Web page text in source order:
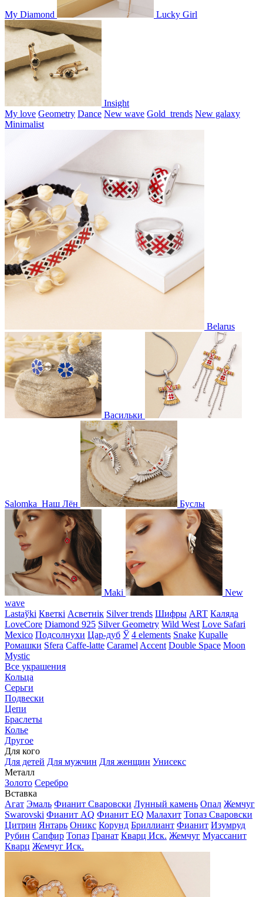
My Diamond Lucky Girl
Insight
My love Geometry Dance New wave Gold_trends New galaxy
Minimalist
Belarus
Васильки
Salomka Наш Лён Буслы
Maki
New
wave
Lastaўki Кветкі Асветнiк Silver trends Шифры ART Каляда
LoveCore Diamond 925 Silver Geometry Wild West Love Safari
Mexico Подсолнухи Цар-дуб Ў 4 elements Snake Kupalle
Ромашки Sfera Caffe-latte Caramel Accent Double Space Moon
Mystic
Все украшения
Кольца
Серьги
Подвески
Цепи
Браслеты
Колье
Другое
Для кого
Для детей Для мужчин Для женщин Унисекс
Металл
Золото Серебро
Вставка
Агат Эмаль Фианит Сваровски Лунный камень Опал Жемчуг
Swarovski Фианит AQ Фианит EQ Малахит Топаз Сваровски
Цитрин Янтарь Оникс Корунд Бриллиант Фианит Изумруд
Рубин Сапфир Топаз Гранат Кварц Иск. Жемчуг Муассанит
Кварц Жемчуг Иск.